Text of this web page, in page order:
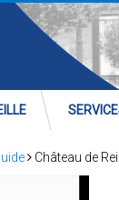
Château de